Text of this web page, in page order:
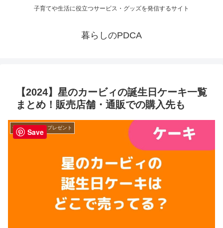
子育てや生活に役立つサービス・グッズを発信するサイト
暮らしのPDCA
【2024】星のカービィの誕生日ケーキ一覧
まとめ！販売店舗・通販での購入先も
子育てグッズ・プレゼント
Save